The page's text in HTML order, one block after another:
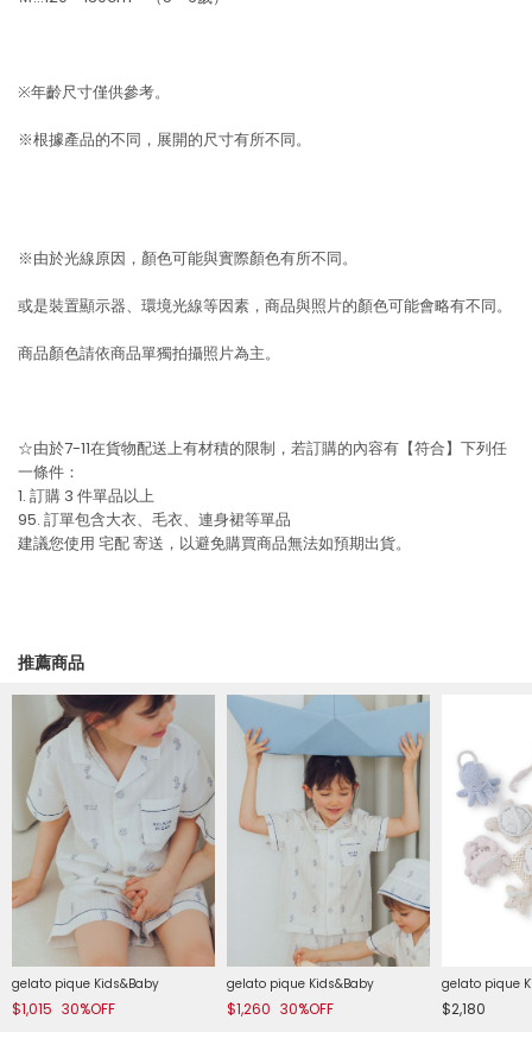
※年齡尺寸僅供參考。
※根據產品的不同，展開的尺寸有所不同。
※由於光線原因，顏色可能與實際顏色有所不同。
或是裝置顯示器、環境光線等因素，商品與照片的顏色可能會略有不同。
商品顏色請依商品單獨拍攝照片為主。
☆由於7-11在貨物配送上有材積的限制，若訂購的內容有【符合】下列任
一條件：
1. 訂購 3 件單品以上
95. 訂單包含大衣、毛衣、連身裙等單品
建議您使用 宅配寄送，以避免購買商品無法如預期出貨。
推薦商品
gelato pique Kids&Baby
$1,015 30%OFF
gelato pique Kids&Baby
$1,260 30%OFF
gelato pique
$2,180